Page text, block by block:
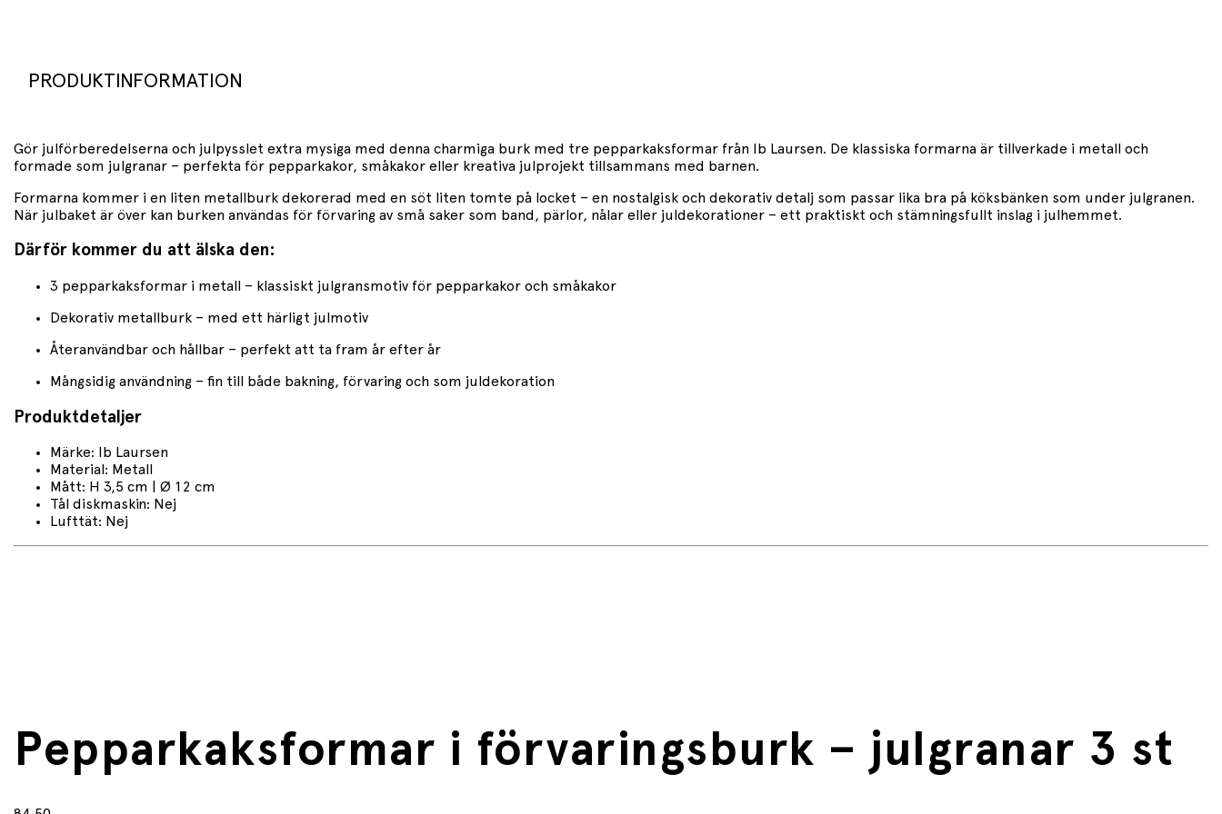
PRODUKTINFORMATION
Gör julförberedelserna och julpysslet extra mysiga med denna charmiga burk med tre pepparkaksformar från Ib Laursen. De klassiska formarna är tillverkade i metall och
formade som julgranar – perfekta för pepparkakor, småkakor eller kreativa julprojekt tillsammans med barnen.
Formarna kommer i en liten metallburk dekorerad med en söt liten tomte på locket – en nostalgisk och dekorativ detalj som passar lika bra på köksbänken som under julgranen.
När julbaket är över kan burken användas för förvaring av små saker som band, pärlor, nålar eller juldekorationer – ett praktiskt och stämningsfullt inslag i julhemmet.
Därför kommer du att älska den:
3 pepparkaksformar i metall – klassiskt julgransmotiv för pepparkakor och småkakor
Dekorativ metallburk – med ett härligt julmotiv
Återanvändbar och hållbar – perfekt att ta fram år efter år
Mångsidig användning – fin till både bakning, förvaring och som juldekoration
Produktdetaljer
Märke: Ib Laursen
Material: Metall
Mått: H 3,5 cm | Ø 12 cm
Tål diskmaskin: Nej
Lufttät: Nej
Pepparkaksformar i förvaringsburk – julgranar 3 st